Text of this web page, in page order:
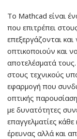
Το Mathcad είναι
που επιτρέπει
επεξεργάζονται
οπτικοποιούν και
αποτελέσματά
στους τεχνικούς
εφαρμογή που
οπτικής
με δυνατότητες
επαγγελματίες κάθε
έρευνας αλλά και